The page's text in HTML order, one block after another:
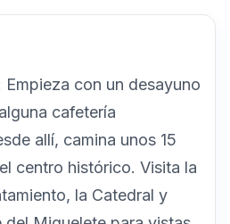
Empieza con un desayuno
cafetería
allí, camina unos 15
centro histórico. Visita la
la Catedral y